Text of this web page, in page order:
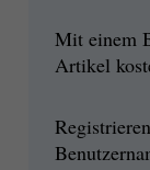
Mit einem
Artikel